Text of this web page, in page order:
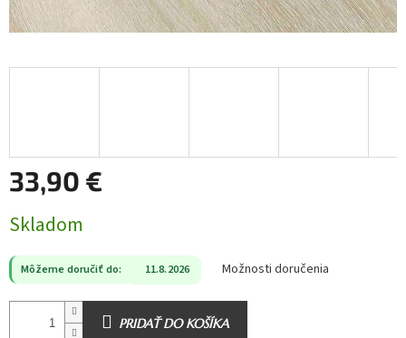
33,90 €
cena:
Skladom
Môžeme doručiť do: 11.8.2026 Možnosti doručenia
PRIDAŤ DO KOŠÍKA